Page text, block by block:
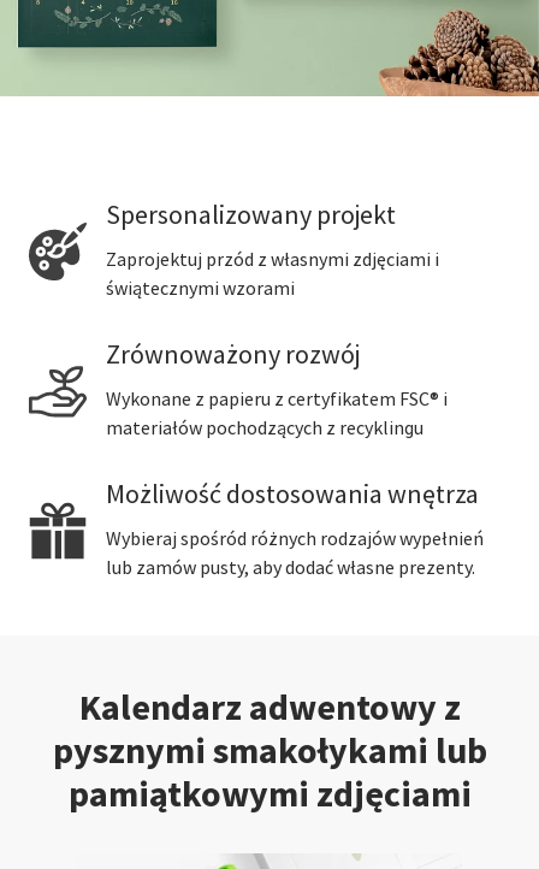
Spersonalizowany projekt
Zaprojektuj przód z własnymi zdjęciami i
świątecznymi wzorami
Zrównoważony rozwój
Wykonane z papieru z certyfikatem FSC® i
materiałów pochodzących z recyklingu
Możliwość dostosowania wnętrza
Wybieraj spośród różnych rodzajów wypełnień
lub zamów pusty, aby dodać własne prezenty.
Kalendarz adwentowy z
pysznymi smakołykami lub
pamiątkowymi zdjęciami